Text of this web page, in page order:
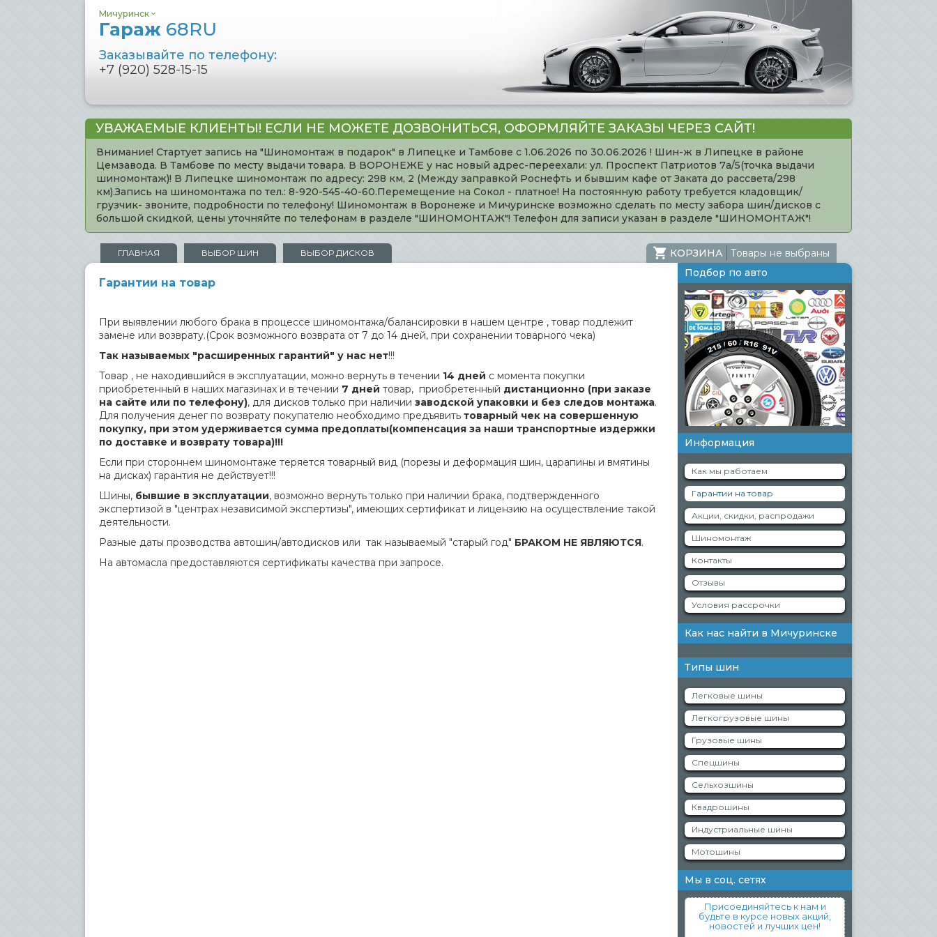
Мичуринск
Гараж 68RU
Заказывайте по телефону:
+7 (920) 528-15-15
УВАЖАЕМЫЕ КЛИЕНТЫ! ЕСЛИ НЕ МОЖЕТЕ ДОЗВОНИТЬСЯ, ОФОРМЛЯЙТЕ ЗАКАЗЫ ЧЕРЕЗ САЙТ!
Внимание! Стартует запись на "Шиномонтаж в подарок" в Липецке и Тамбове с 1.06.2026 по 30.06.2026 ! Шин-ж в Липецке в районе
Цемзавода. В Тамбове по месту выдачи товара. В ВОРОНЕЖЕ у нас новый адрес-переехали: ул. Проспект Патриотов 7а/5(точка выдачи
шиномонтаж)! В Липецке шиномонтаж по адресу: 298 км, 2 (Между заправкой Роснефть и бывшим кафе от Заката до рассвета/298
км).Запись на шиномонтажа по тел.: 8-920-545-40-60.Перемещение на Сокол - платное! На постоянную работу требуется кладовщик/
грузчик- звоните, подробности по телефону! Шиномонтаж в Воронеже и Мичуринске возможно сделать по месту забора шин/дисков с
большой скидкой, цены уточняйте по телефонам в разделе "ШИНОМОНТАЖ"! Телефон для записи указан в разделе "ШИНОМОНТАЖ"!
ГЛАВНАЯ ВЫБОР ШИН ВЫБОР ДИСКОВ КОРЗИНА Товары не выбраны
Гарантии на товар
При выявлении любого брака в процессе шиномонтажа/балансировки в нашем центре , товар подлежит
замене или возврату.(Срок возможного возврата от 7 до 14 дней, при сохранении товарного чека)
Так называемых "расширенных гарантий" у нас нет!!!
Товар , не находившийся в эксплуатации, можно вернуть в течении 14 дней с момента покупки
приобретенный в наших магазинах и в течении 7 дней товар, приобретенный дистанционно (при заказе
на сайте или по телефону), для дисков только при наличии заводской упаковки и без следов монтажа.
Для получения денег по возврату покупателю необходимо предъявить товарный чек на совершенную
покупку, при этом удерживается сумма предоплаты(компенсация за наши транспортные издержки
по доставке и возврату товара)!!!
Если при стороннем шиномонтаже теряется товарный вид (порезы и деформация шин, царапины и вмятины
на дисках) гарантия не действует!!!
Шины, бывшие в эксплуатации, возможно вернуть только при наличии брака, подтвержденного
экспертизой в "центрах независимой экспертизы", имеющих сертификат и лицензию на осуществление такой
деятельности.
Разные даты прозводства автошин/автодисков или так называемый "старый год" БРАКОМ НЕ ЯВЛЯЮТСЯ.
На автомасла предоставляются сертификаты качества при запросе.
Подбор по авто
Информация
Как мы работаем
Гарантии на товар
Акции, скидки, распродажи
Шиномонтаж
Контакты
Отзывы
Условия рассрочки
Как нас найти в Мичуринске
Типы шин
Легковые шины
Легкогрузовые шины
Грузовые шины
Спецшины
Сельхозшины
Квадрошины
Индустриальные шины
Мотошины
Мы в соц. сетях
Присоединяйтесь к нам и
будьте в курсе новых акций,
новостей и лучших цен!